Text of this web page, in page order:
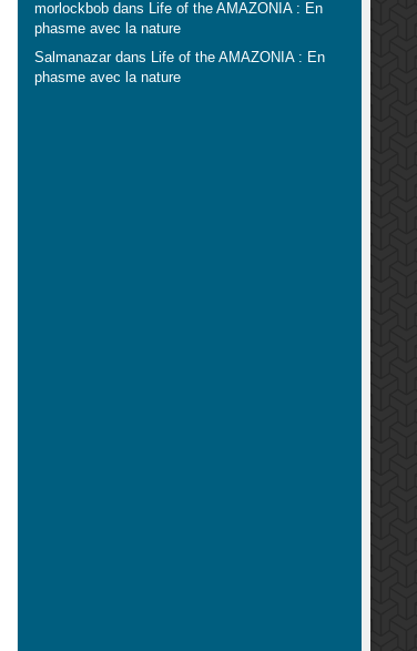
morlockbobdans Life of the AMAZONIA : En
phasme avec la nature
Salmanazardans Life of the AMAZONIA : En
phasme avec la nature